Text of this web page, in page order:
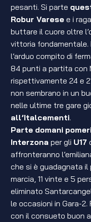
pesanti. Si parte
Robur Varese e i
buttare il cuore oltre
vittoria fondamentale.
l’arduo compito di
84 punti a partita con
rispettivamente 24 e
non sembrano in un
nelle ultime tre gare
all’Italcementi.
Parte domani
Interzona per gli U17
affronteranno
che si è guadagnata il
marcia, 11 vinte e 5
eliminato
le occasioni in Gara-
con il consueto buon